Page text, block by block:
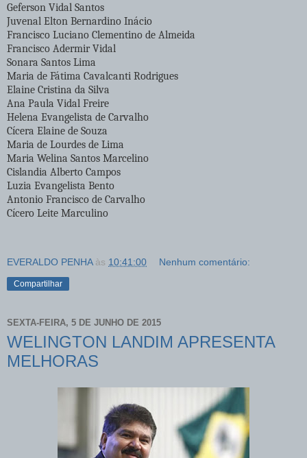
Geferson Vidal Santos
Juvenal Elton Bernardino Inácio
Francisco Luciano Clementino de Almeida
Francisco Adermir Vidal
Sonara Santos Lima
Maria de Fátima Cavalcanti Rodrigues
Elaine Cristina da Silva
Ana Paula Vidal Freire
Helena Evangelista de Carvalho
Cícera Elaine de Souza
Maria de Lourdes de Lima
Maria Welina Santos Marcelino
Cislandia Alberto Campos
Luzia Evangelista Bento
Antonio Francisco de Carvalho
Cícero Leite Marculino
EVERALDO PENHA às 10:41:00 Nenhum comentário:
Compartilhar
SEXTA-FEIRA, 5 DE JUNHO DE 2015
WELINGTON LANDIM APRESENTA
MELHORAS